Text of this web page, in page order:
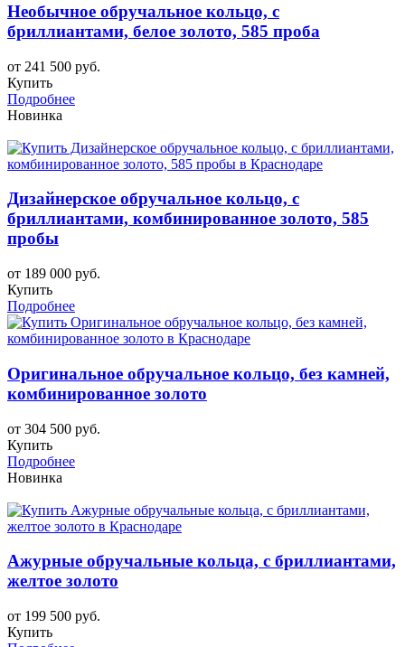
Необычное обручальное кольцо, с
бриллиантами, белое золото, 585 проба
от 241 500 руб.
Купить
Подробнее
Новинка
Дизайнерское обручальное кольцо, с
бриллиантами, комбинированное золото, 585
пробы
от 189 000 руб.
Купить
Подробнее
Оригинальное обручальное кольцо, без камней,
комбинированное золото
от 304 500 руб.
Купить
Подробнее
Новинка
Ажурные обручальные кольца, с бриллиантами,
желтое золото
от 199 500 руб.
Купить